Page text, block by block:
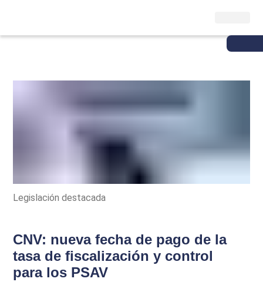
Legislación destacada
CNV: nueva fecha de pago de la
tasa de fiscalización y control
para los PSAV